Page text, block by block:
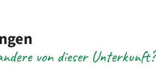
von dieser Unterkunft?